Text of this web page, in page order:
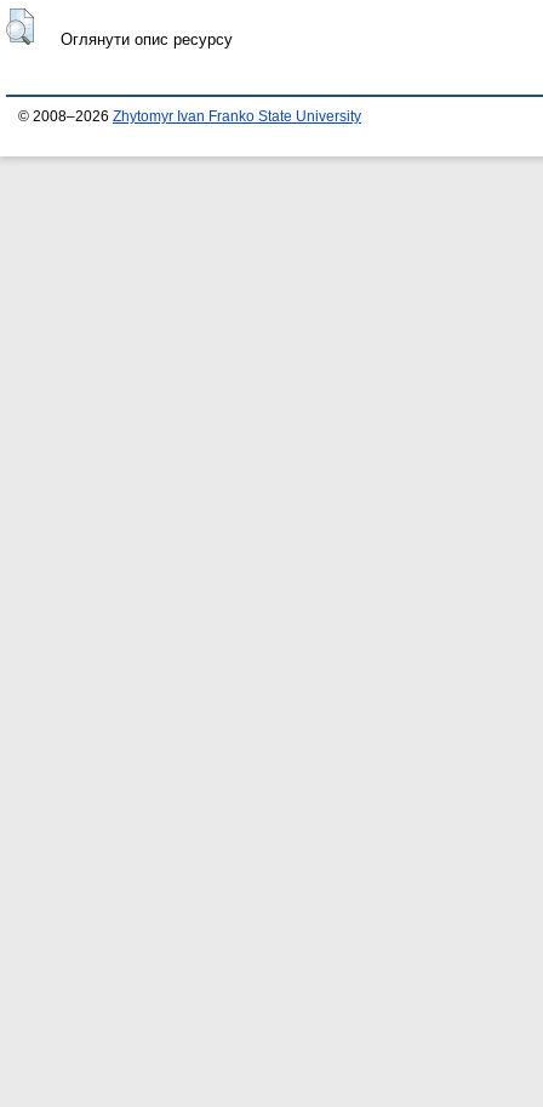
Оглянути опис ресурсу
© 2008–2026 Zhytomyr Ivan Franko State University